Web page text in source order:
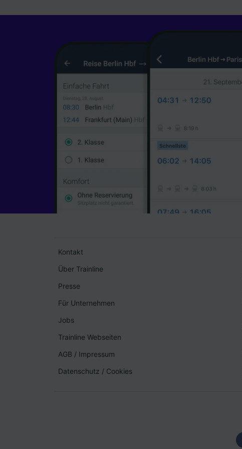
Kontakt
Über Trainline
Presse
Für Unternehmen
Jobs
Trainline Webseiten
AGB / Impressum
Datenschutz / Cookies